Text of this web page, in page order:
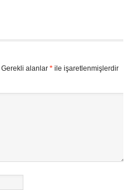
Gerekli alanlar *ile işaretlenmişlerdir